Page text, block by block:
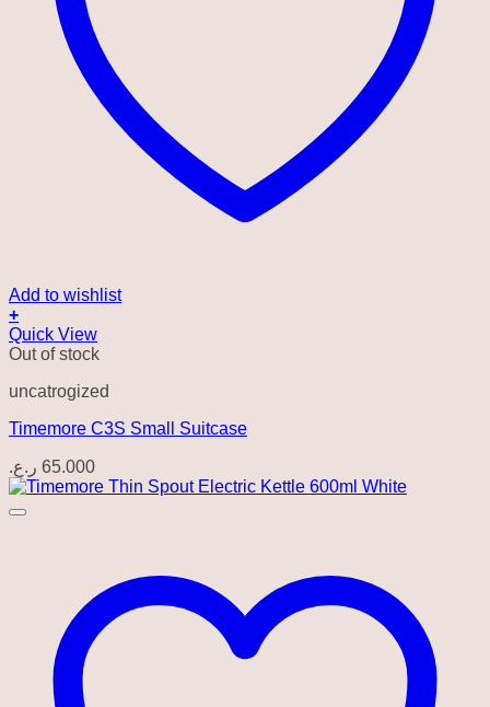
Add to wishlist
+
Quick View
Out of stock
uncatrogized
Timemore C3S Small Suitcase
65.000 ر.ع.